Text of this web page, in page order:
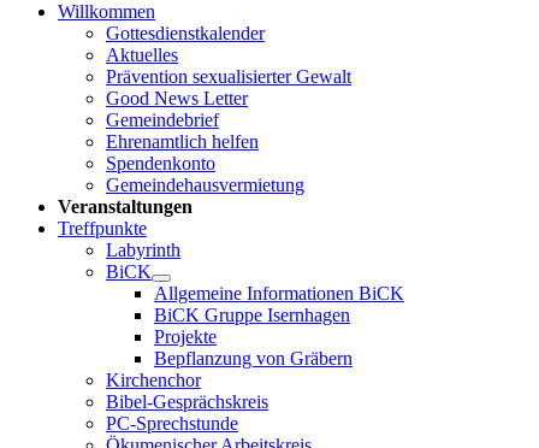
Willkommen
Gottesdienstkalender
Aktuelles
Prävention sexualisierter Gewalt
Good News Letter
Gemeindebrief
Ehrenamtlich helfen
Spendenkonto
Gemeindehausvermietung
Veranstaltungen
Treffpunkte
Labyrinth
BiCK
Allgemeine Informationen BiCK
BiCK Gruppe Isernhagen
Projekte
Bepflanzung von Gräbern
Kirchenchor
Bibel-Gesprächskreis
PC-Sprechstunde